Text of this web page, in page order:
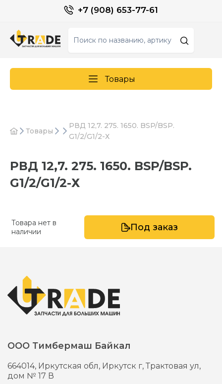
+7 (908) 653-77-61
Товары
Товары
РВД 12,7. 275. 1650. BSP/BSP.
G1/2/G1/2-Х
РВД 12,7. 275. 1650. BSP/BSP.
G1/2/G1/2-Х
Товара нет в
наличии
Под заказ
ООО Тимбермаш Байкал
664014, Иркутская обл, Иркутск г,Трактовая ул,
дом № 17 В